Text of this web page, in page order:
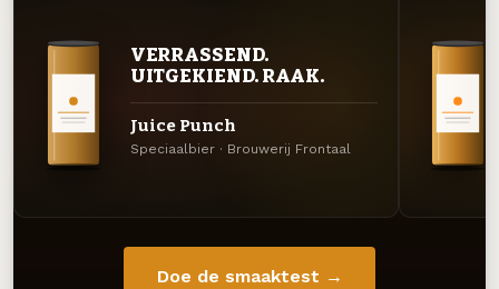
VERRASSEND.
UITGEKIEND. RAAK.
Juice Punch
Speciaalbier · Brouwerij Frontaal
Doe de smaaktest →